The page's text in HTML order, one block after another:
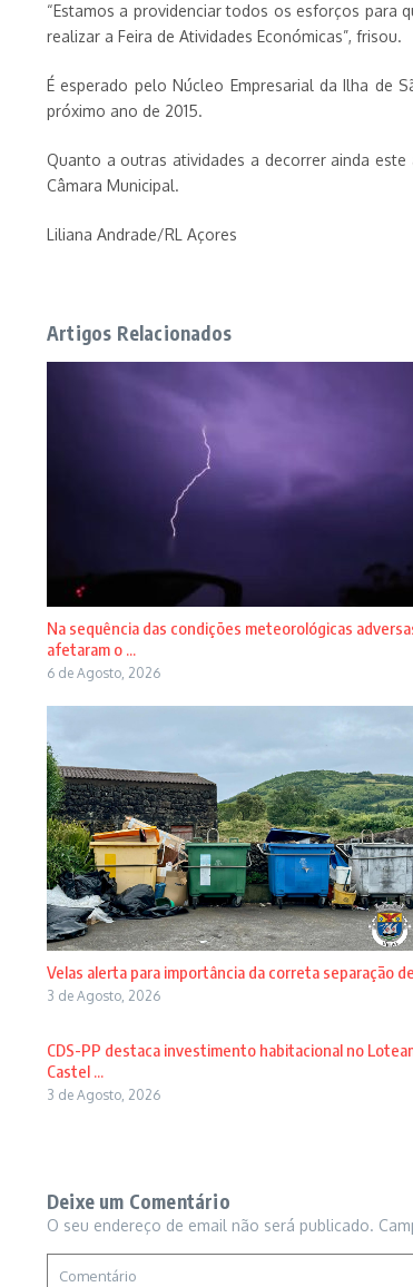
“Estamos a providenciar todos os esforços para
realizar a Feira de Atividades Económicas”, frisou.
É esperado pelo Núcleo Empresarial da Ilha de
próximo ano de 2015.
Quanto a outras atividades a decorrer ainda
Câmara Municipal.
Liliana Andrade/RL Açores
Artigos Relacionados
Na sequência das condições meteorológicas
afetaram o ...
6 de Agosto, 2026
Velas alerta para importância da correta separação
3 de Agosto, 2026
CDS-PP destaca investimento habitacional no
Castel ...
3 de Agosto, 2026
Deixe um Comentário
O seu endereço de email não será publicado.